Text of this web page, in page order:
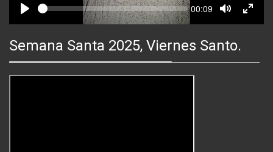
Seek Current
00:09
Mute
Semana Santa 2025, Viernes Santo.